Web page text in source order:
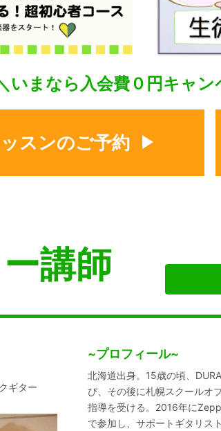
いまなら入会費０円キャン
スンのご予約
講師
ギター
~プロフィール~
北海道出身。15歳の頃、
び、その後に札幌スクールオ
指導を受ける。2016年に
で参加し、サポートギタリス